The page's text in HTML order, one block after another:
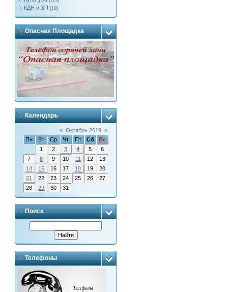
КДН и ЗП [10]
Опасная Площадка
Календарь
« Октябрь 2019 »
Пн
Вт Ср Чт Пт Сб
Вс
1
2 3 4 5
6
7
8 9 10 11 12
13
14
15 16 17 18 19
20
21
22 23 24 25 26
27
28
29 30 31
Поиск
Телефоны